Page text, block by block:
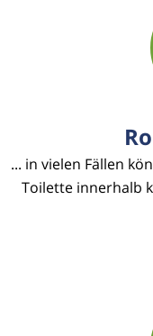
... in vielen Fällen
Toilette innerhalb